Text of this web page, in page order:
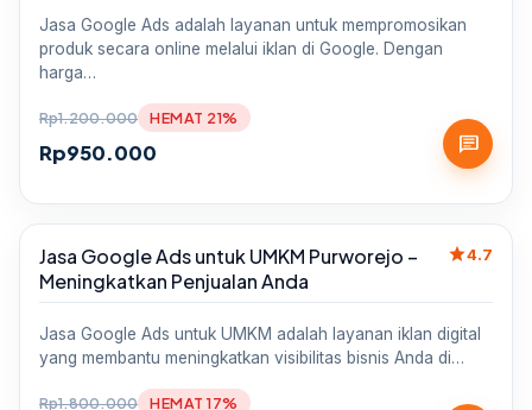
Jasa Google Ads adalah layanan untuk mempromosikan
produk secara online melalui iklan di Google. Dengan
harga…
Rp1.200.000
Rp950.000
HEMAT 21%
chat
Sale
Jasa Google Ads untuk UMKM Purworejo –
Meningkatkan Penjualan Anda
star4.7
Jasa Google Ads untuk UMKM adalah layanan iklan digital
yang membantu meningkatkan visibilitas bisnis Anda di…
Rp1.800.000 HEMAT 17%